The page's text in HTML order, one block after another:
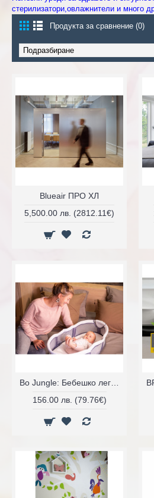
стерилизатори,овлажнители и много
Продукта за сравнение (0)
Blueair ПРО ХЛ
5,500.00 лв. (2812.11€)
156.00 лв. (79.76€)